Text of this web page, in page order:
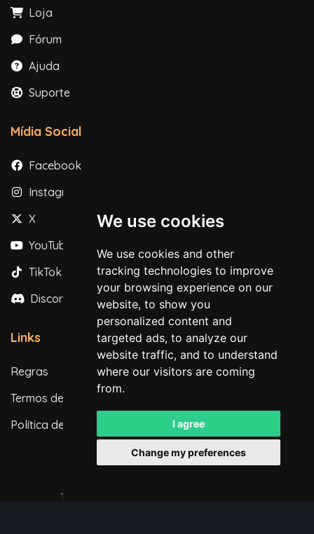
We use cookies
We use cookies and other
tracking technologies to improve
your browsing experience on our
website, to show you
personalized content and
targeted ads, to analyze our
website traffic, and to understand
where our visitors are coming
from.
I agree
Change my preferences
Loja
Fórum
Ajuda
Suporte
Mídia Social
Facebook
Instagram
X
YouTube
TikTok
Discord
Links
Regras
Termos de Serviço
Política de Privacidade
Todos os direitos reservados. © 2026